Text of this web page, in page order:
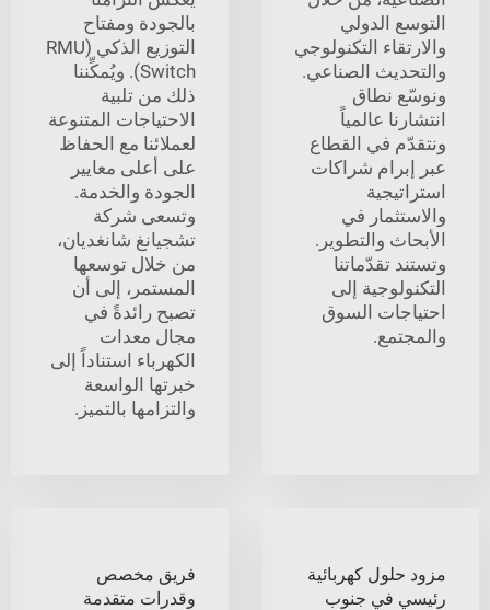
التوسع الدولي
والارتقاء التكنولوجي
والتحديث الصناعي.
ونوسّع نطاق
انتشارنا عالمياً
ونتقدّم في القطاع
عبر إبرام شراكات
استراتيجية
والاستثمار في
الأبحاث والتطوير.
وتستند تقدّماتنا
التكنولوجية إلى
احتياجات السوق
والمجتمع.
بالجودة ومفتاح
التوزيع الذكي (RMU
Switch). ويُمكِّننا
ذلك من تلبية
الاحتياجات المتنوعة
لعملائنا مع الحفاظ
على أعلى معايير
الجودة والخدمة.
وتسعى شركة
تشجيانغ شانغديان،
من خلال توسعها
المستمر، إلى أن
تصبح رائدةً في
مجال معدات
الكهرباء استناداً إلى
خبرتها الواسعة
والتزامها بالتميز.
مزود حلول كهربائية
رئيسي في جنوب
فريق مخصص
وقدرات متقدمة